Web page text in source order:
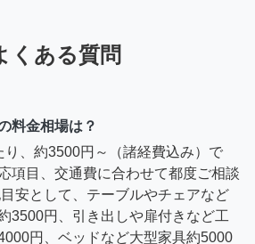
くある質問
料金相場は？
り、約3500円～（諸経費込み）で
項目、交通費に合わせて都度ご相談
安として、テーブルやチェアなど
3500円、引き出しや扉付きなど工
円、ベッドなど大型家具約5000